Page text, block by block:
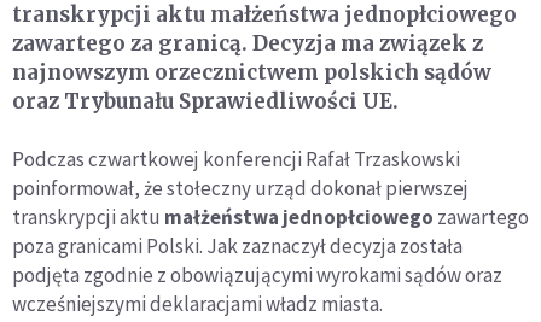
transkrypcji aktu małżeństwa jednopłciowego
zawartego za granicą. Decyzja ma związek z
najnowszym orzecznictwem polskich sądów
oraz Trybunału Sprawiedliwości UE.
Podczas czwartkowej konferencji Rafał Trzaskowski
poinformował, że stołeczny urząd dokonał pierwszej
transkrypcji aktu małżeństwa jednopłciowego zawartego
poza granicami Polski. Jak zaznaczył decyzja została
podjęta zgodnie z obowiązującymi wyrokami sądów oraz
wcześniejszymi deklaracjami władz miasta.